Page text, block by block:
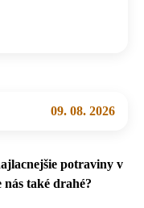
09. 08. 2026
potraviny v
také drahé?